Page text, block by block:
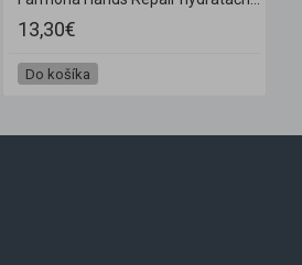
13,30€
Do košíka